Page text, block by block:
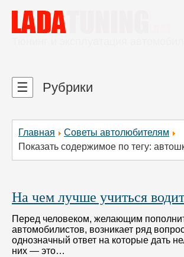
Главная
Советы автолюбителям
Показать содержимое по тегу:
На чем лучше учиться
Перед человеком, желающим
автомобилистов, возникает ряд
однозначный ответ на которые дать
них — это…
☰ Рубрики